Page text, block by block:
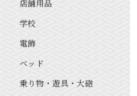
店舗用品
学校
電飾
ベッド
乗り物・遊具・大砲